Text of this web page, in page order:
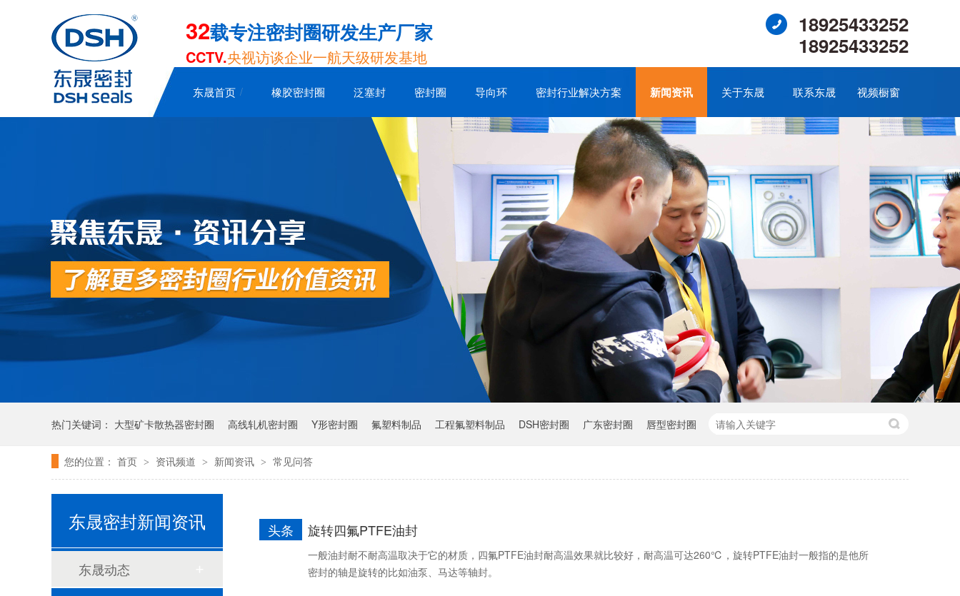
32载专注密封圈研发生产厂家
CCTV.央视访谈企业一航天级研发基地
18925433252
18925433252
东晟首页 橡胶密封圈 泛塞封 密封圈 导向环 密封行业解决方案 新闻资讯 关于东晟 联系东晟 视频橱窗
热门关键词： 大型矿卡散热器密封圈 高线轧机密封圈 Y形密封圈 氟塑料制品 工程氟塑料制品 DSH密封圈 广东密封圈 唇型密封圈
唇形密封圈 泛塞密封圈
您的位置： 首页 > 资讯频道 > 新闻资讯 > 常见问答
旋转四氟PTFE油封
头条
一般油封耐不耐高温取决于它的材质，四氟PTFE油封耐高温效果就比较好，耐高温可达260℃，旋转PTFE油封一般指的是他所
密封的轴是旋转的比如油泵、马达等轴封。
东晟密封新闻资讯
东晟动态
泛塞封-汽车密封件-耐腐蚀密封圈